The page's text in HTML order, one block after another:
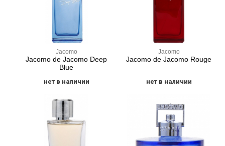
Jacomo
Jacomo de Jacomo Deep
Blue
нет в наличии
Jacomo
Jacomo de Jacomo Rouge
нет в наличии